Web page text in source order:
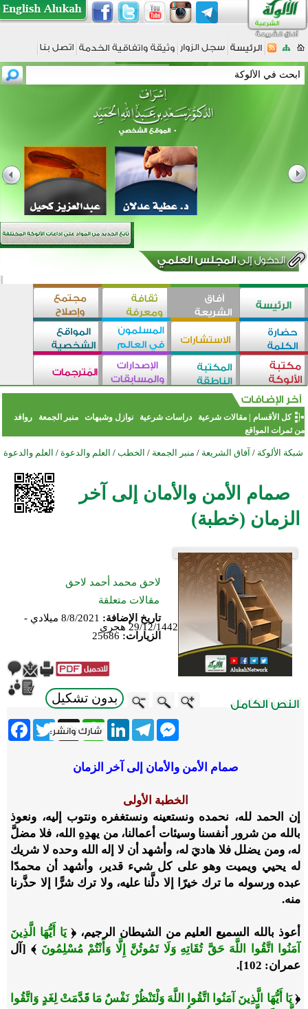
كل الأقسام |مقالات شرعية دراسات شرعية نوازل وشبهات منبر الجمعة
روافد
من ثمرات المواقع
شبكة الألوكة / آفاق الشريعة / منبر الجمعة / الخطب / العلم والدعوة / العلم والدعوة
صمام الأمن والأمان إلى آخر
الزمان (خطبة)
لاحق محمد أحمد لاحق
مقالات متعلقة
تاريخ الإضافة:
8/8/2021 ميلادي -
29/12/1442 هجري
الزيارات: 25686
بدون تشكيل
Twitter X
WhatsApp
LinkedInTelegram
Messenger
صمام الأمن والأمان إلى آخر الزمان
الخطبة الأولى
إن الحمد لله، نحمده ونستعينه ونستغفره ونتوب إليه، ونعوذ
بالله من شرور أنفسنا وسيئات أعمالنا، من يهدِهِ الله، فلا مضلَّ
له، ومن يضلل فلا هاديَ له، وأشهد أن لا إله الله وحده لا شريك
له يحيي ويميت وهو على كل شيء قدير، وأشهد أن محمدًا
عبده ورسوله ما ترك خيرًا إلا دلَّنا عليه، ولا ترك شرًّا إلا حذَّرنا
منه.
أعوذ بالله السميع العليم من الشيطان الرجيم، ﴿يَا أَيُّهَا الَّذِينَ
آمَنُوا اتَّقُوا اللَّهَ حَقَّ تُقَاتِهِ وَلَا تَمُوتُنَّ إِلَّا وَأَنْتُمْ مُسْلِمُونَ ﴾ [آل
عمران: 102].
﴿يَا أَيُّهَا الَّذِينَ آمَنُوا اتَّقُوا اللَّهَ وَلْتَنْظُرْ نَفْسٌ مَا قَدَّمَتْ لِغَدٍ وَاتَّقُوا